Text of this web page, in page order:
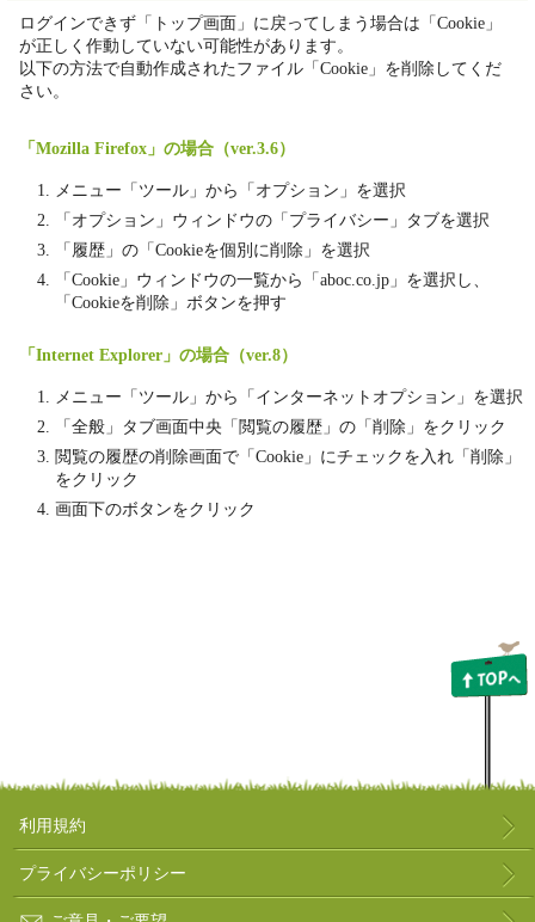
ログインできず「トップ画面」に戻ってしまう場合は「Cookie」
が正しく作動していない可能性があります。
以下の方法で自動作成されたファイル「Cookie」を削除してくだ
さい。
「Mozilla Firefox」の場合（ver.3.6）
メニュー「ツール」から「オプション」を選択
「オプション」ウィンドウの「プライバシー」タブを選択
「履歴」の「Cookieを個別に削除」を選択
「Cookie」ウィンドウの一覧から「aboc.co.jp」を選択し、
「Cookieを削除」ボタンを押す
「Internet Explorer」の場合（ver.8）
メニュー「ツール」から「インターネットオプション」を選択
「全般」タブ画面中央「閲覧の履歴」の「削除」をクリック
閲覧の履歴の削除画面で「Cookie」にチェックを入れ「削除」
をクリック
画面下のボタンをクリック
利用規約
プライバシーポリシー